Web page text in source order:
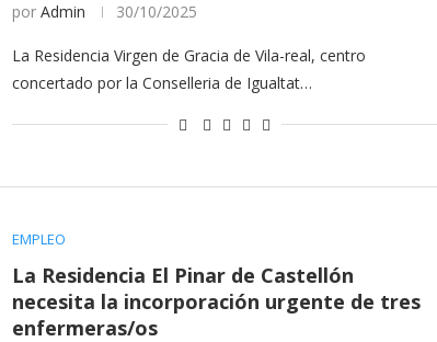
por Admin 30/10/2025
La Residencia Virgen de Gracia de Vila-real, centro
concertado por la Conselleria de Igualtat…
EMPLEO
La Residencia El Pinar de Castellón
necesita la incorporación urgente de tres
enfermeras/os